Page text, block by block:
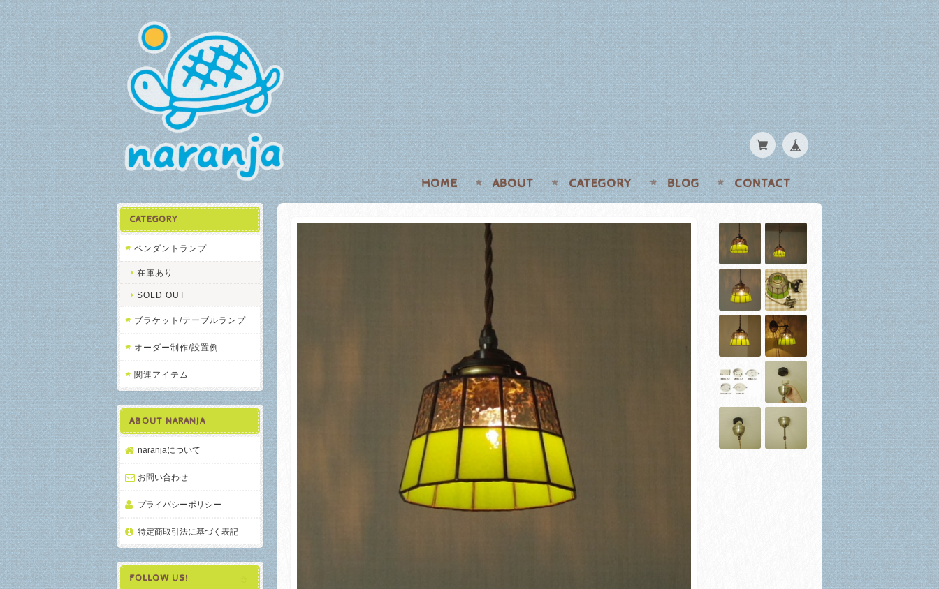
HOME ABOUT CATEGORY BLOG CONTACT
CATEGORY
ペンダントランプ
在庫あり
SOLD OUT
ブラケット/テーブルランプ
オーダー制作/設置例
関連アイテム
ABOUT NARANJA
naranjaについて
お問い合わせ
プライバシーポリシー
特定商取引法に基づく表記
FOLLOW US!